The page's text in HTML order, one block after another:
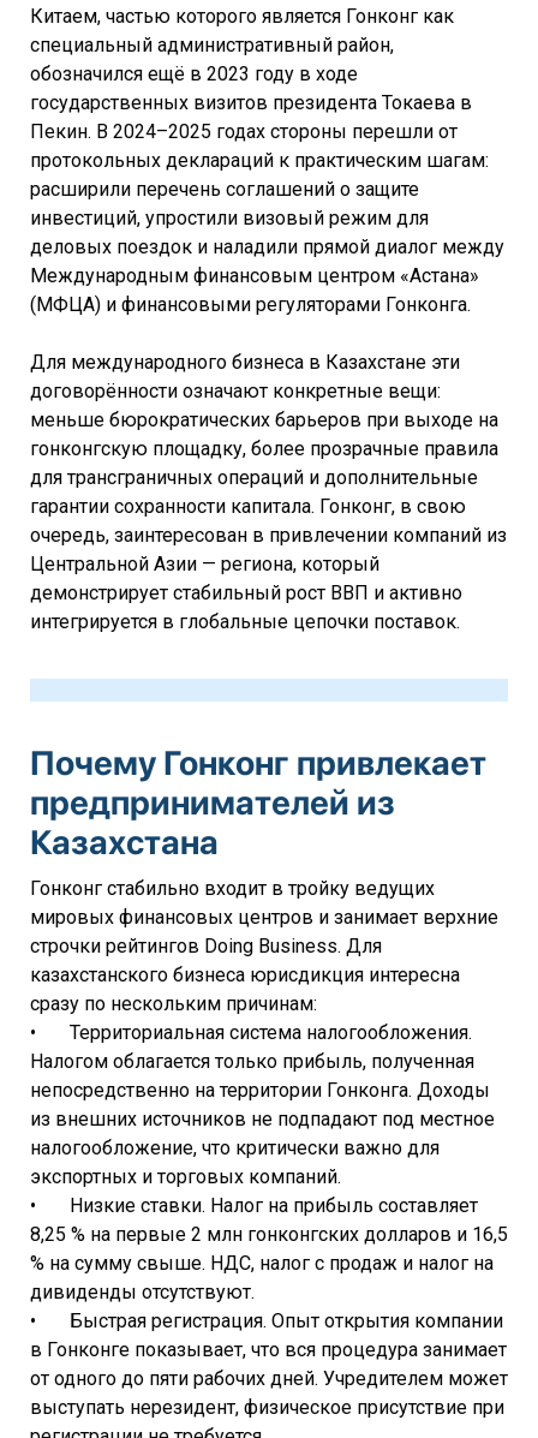
Китаем, частью которого является Гонконг как
специальный административный район,
обозначился ещё в 2023 году в ходе
государственных визитов президента Токаева в
Пекин. В 2024–2025 годах стороны перешли от
протокольных деклараций к практическим шагам:
расширили перечень соглашений о защите
инвестиций, упростили визовый режим для
деловых поездок и наладили прямой диалог между
Международным финансовым центром «Астана»
(МФЦА) и финансовыми регуляторами Гонконга.
Для международного бизнеса в Казахстане эти
договорённости означают конкретные вещи:
меньше бюрократических барьеров при выходе на
гонконгскую площадку, более прозрачные правила
для трансграничных операций и дополнительные
гарантии сохранности капитала. Гонконг, в свою
очередь, заинтересован в привлечении компаний из
Центральной Азии — региона, который
демонстрирует стабильный рост ВВП и активно
интегрируется в глобальные цепочки поставок.
Почему Гонконг привлекает
предпринимателей из
Казахстана
Гонконг стабильно входит в тройку ведущих
мировых финансовых центров и занимает верхние
строчки рейтингов Doing Business. Для
казахстанского бизнеса юрисдикция интересна
сразу по нескольким причинам:
• Территориальная система налогообложения.
Налогом облагается только прибыль, полученная
непосредственно на территории Гонконга. Доходы
из внешних источников не подпадают под местное
налогообложение, что критически важно для
экспортных и торговых компаний.
• Низкие ставки. Налог на прибыль составляет
8,25 % на первые 2 млн гонконгских долларов и 16,5
% на сумму свыше. НДС, налог с продаж и налог на
дивиденды отсутствуют.
• Быстрая регистрация. Опыт открытия компании
в Гонконге показывает, что вся процедура занимает
от одного до пяти рабочих дней. Учредителем может
выступать нерезидент, физическое присутствие при